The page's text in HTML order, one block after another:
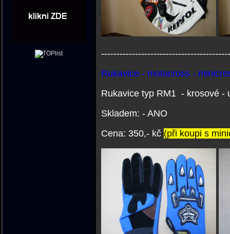
Rukavice - motocross -
Rukavice typ RM1 - krosové -
Skladem: - ANO
Cena: 350,- kč (při koupi s